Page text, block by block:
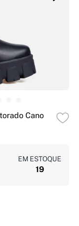
Cano
EM ESTOQUE
19